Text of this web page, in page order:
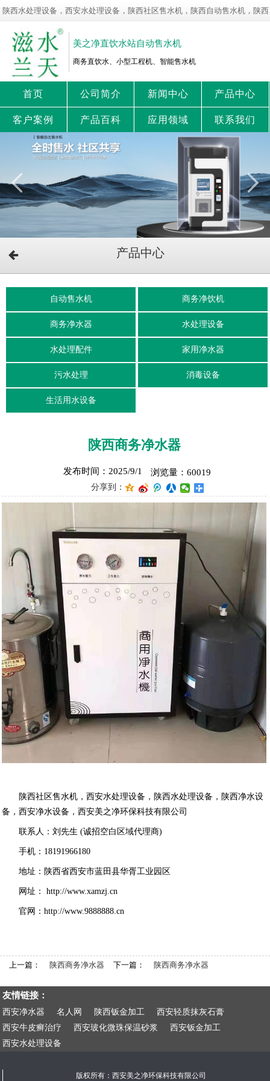
陕西水处理设备，西安水处理设备，陕西社区售水机，陕西自动售水机，陕西
净水设备，陕西直饮水站！
美之净直饮水站自动售水机
商务直饮水、小型工程机、智能售水机
首页 公司简介 新闻中心 产品中心
客户案例 产品百科 应用领域 联系我们
产品中心
自动售水机 商务净饮机
商务净水器 水处理设备
水处理配件 家用净水器
污水处理 消毒设备
生活用水设备
陕西商务净水器
发布时间：2025/9/1 浏览量：60019
分享到：
陕西社区售水机 ，西安水处理设备 ， 陕西水处理设备 ， 陕西净水设
备 ，西安净水设备 ，西安美之净环保科技有限公司
联系人：刘先生 (诚招空白区域代理商)
手机：18191966180
地址： 陕西省西安市蓝田县华胥工业园区
网址：http://www.xamzj.cn
官网：http://www.9888888.cn
上一篇： 陕西商务净水器 下一篇： 陕西商务净水器
友情链接：
西安净水器 名人网 陕西钣金加工
西安轻质抹灰石膏
西安牛皮癣治疗
西安玻化微珠保温砂浆
西安钣金加工
西安水处理设备
版权所有：西安美之净环保科技有限公司